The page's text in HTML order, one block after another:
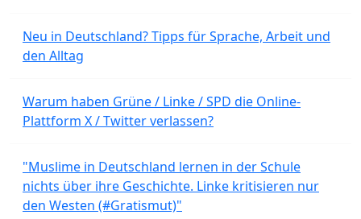
Neu in Deutschland? Tipps für Sprache, Arbeit und
den Alltag
Warum haben Grüne / Linke / SPD die Online-
Plattform X / Twitter verlassen?
"Muslime in Deutschland lernen in der Schule
nichts über ihre Geschichte. Linke kritisieren nur
den Westen (#Gratismut)"